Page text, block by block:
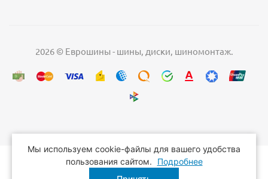
2026 © Еврошины - шины, диски, шиномонтаж.
Мы используем cookie-файлы для вашего удобства
пользования сайтом.
Подробнее